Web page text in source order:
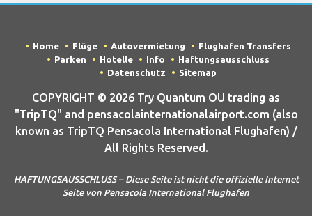
Home Flüge Autovermietung
Flughafen Transfers
Parken
Hotelle Info
Haftungsausschluss
Datenschutz
Sitemap
COPYRIGHT © 2026 Try Quantum OU trading as
"TripTQ" and pensacolainternationalairport.com (also
known as TripTQ Pensacola International Flughafen) /
All Rights Reserved.
HAFTUNGSAUSSCHLUSS – Diese Seite ist nicht die offizielle Internet
Seite von Pensacola International Flughafen